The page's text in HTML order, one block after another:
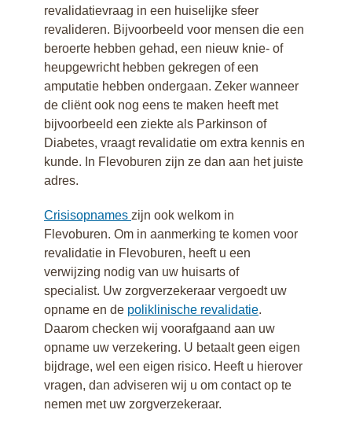
revalidatievraag in een huiselijke sfeer
revalideren. Bijvoorbeeld voor mensen die een
beroerte hebben gehad, een nieuw knie- of
heupgewricht hebben gekregen of een
amputatie hebben ondergaan. Zeker wanneer
de cliënt ook nog eens te maken heeft met
bijvoorbeeld een ziekte als Parkinson of
Diabetes, vraagt revalidatie om extra kennis en
kunde. In Flevoburen zijn ze dan aan het juiste
adres.
Crisisopnames zijn ook welkom in
Flevoburen. Om in aanmerking te komen voor
revalidatie in Flevoburen, heeft u een
verwijzing nodig van uw huisarts of
specialist. Uw zorgverzekeraar vergoedt uw
opname en de poliklinische revalidatie.
Daarom checken wij voorafgaand aan uw
opname uw verzekering. U betaalt geen eigen
bijdrage, wel een eigen risico. Heeft u hierover
vragen, dan adviseren wij u om contact op te
nemen met uw zorgverzekeraar.